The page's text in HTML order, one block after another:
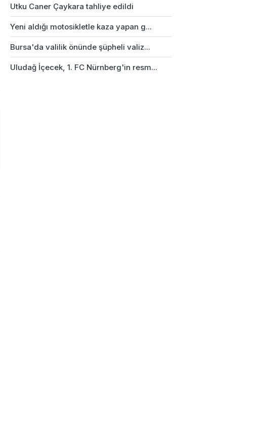
Utku Caner Çaykara tahliye edildi
Yeni aldığı motosikletle kaza yapan g...
Bursa'da valilik önünde şüpheli valiz...
Uludağ İçecek, 1. FC Nürnberg'in resm...